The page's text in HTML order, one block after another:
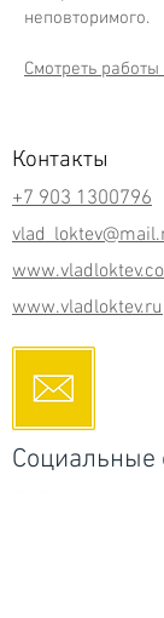
неповторимого.
Смотреть
Контакты
+7 903 1300796
www.vladloktev.ru
Социальные